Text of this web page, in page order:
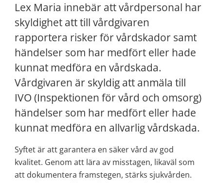
Lex Maria innebär att vårdpersonal har
skyldighet att till vårdgivaren
rapportera risker för vårdskador samt
händelser som har medfört eller hade
kunnat medföra en vårdskada.
Vårdgivaren är skyldig att anmäla till
IVO (Inspektionen för vård och omsorg)
händelser som har medfört eller hade
kunnat medföra en allvarlig vårdskada.
Syftet är att garantera en säker vård av god
kvalitet. Genom att lära av misstagen, likaväl som
att dokumentera framstegen, stärks sjukvården.